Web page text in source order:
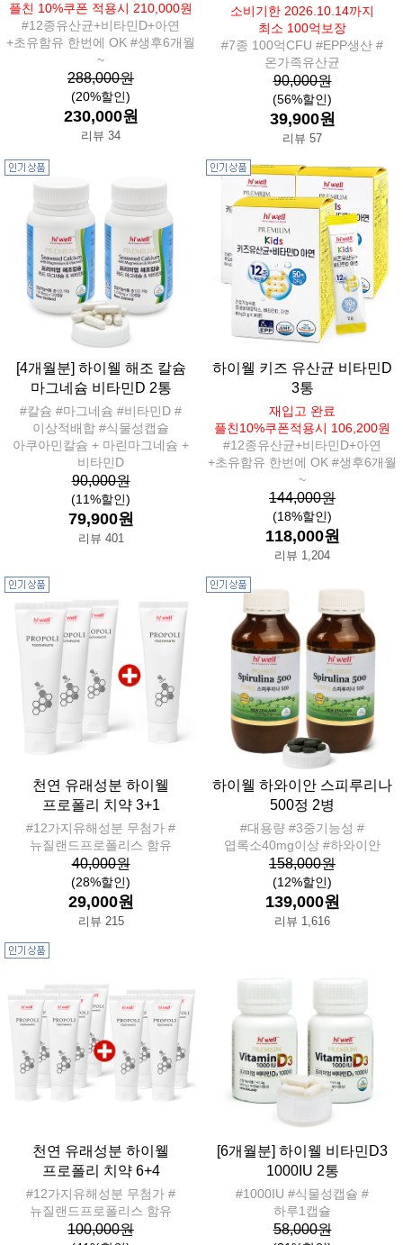
플친 10%쿠폰 적용시 210,000원
#12종유산균+비타민D+아연
+초유함유 한번에 OK #생후6개월
~
288,000원
(20%할인)
230,000원
리뷰 34
소비기한 2026.10.14까지
최소 100억보장
#7종 100억CFU #EPP생산 #
온가족유산균
90,000원
(56%할인)
39,900원
리뷰 57
[4개월분] 하이웰 해조 칼슘
마그네슘 비타민D 2통
#칼슘 #마그네슘 #비타민D #
이상적배합 #식물성캡슐
아쿠아민칼슘 + 마린마그네슘 +
비타민D
90,000원
(11%할인)
79,900원
리뷰 401
하이웰 키즈 유산균 비타민D
3통
재입고 완료
플친10%쿠폰적용시 106,200원
#12종유산균+비타민D+아연
+초유함유 한번에 OK #생후6개월
~
144,000원
(18%할인)
118,000원
리뷰 1,204
천연 유래성분 하이웰
프로폴리 치약 3+1
#12가지유해성분 무첨가 #
뉴질랜드프로폴리스 함유
40,000원
(28%할인)
29,000원
리뷰 215
하이웰 하와이안 스피루리나
500정 2병
#대용량 #3중기능성 #
엽록소40mg이상 #하와이안
158,000원
(12%할인)
139,000원
리뷰 1,616
천연 유래성분 하이웰
프로폴리 치약 6+4
#12가지유해성분 무첨가 #
뉴질랜드프로폴리스 함유
100,000원
[6개월분] 하이웰 비타민D3
1000IU 2통
#1000IU #식물성캡슐 #
하루1캡슐
58,000원